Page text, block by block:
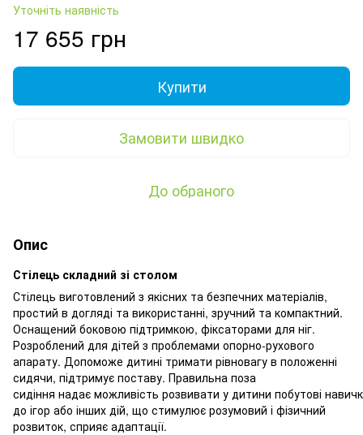
Уточніть наявність
17 655 грн
Купити
Замовити швидко
До обраного
Опис
Стілець складний зі столом
Стілець виготовлений з якісних та безпечних матеріалів,
простий в догляді та використанні, зручний та компактний.
Оснащений боковою підтримкою, фіксаторами для ніг.
Розроблений для дітей з проблемами опорно-рухового
апарату. Допоможе дитині тримати рівновагу в положенні
сидячи, підтримує поставу. Правильна поза
сидіння надає можливість розвивати у дитини побутові
до ігор або інших дій, що стимулює розумовий і фізичний
розвиток, сприяє адаптації.